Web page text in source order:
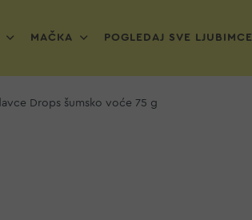
MAČKA POGLEDAJ SVE LJUBIMCE
Drops šumsko voće 75 g